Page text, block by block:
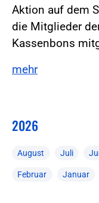
Aktion auf dem
die Mitglieder
Kassenbons
mehr
2026
August Juli
Februar Januar